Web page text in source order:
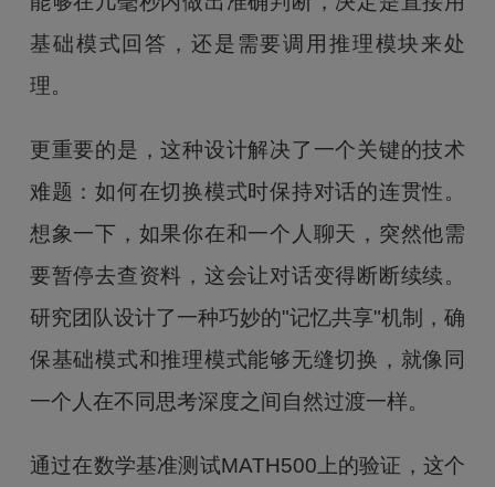
基础模式回答，还是需要调用推理模块来处
理。
更重要的是，这种设计解决了一个关键的技术
难题：如何在切换模式时保持对话的连贯性。
想象一下，如果你在和一个人聊天，突然他需
要暂停去查资料，这会让对话变得断断续续。
研究团队设计了一种巧妙的"记忆共享"机制，确
保基础模式和推理模式能够无缝切换，就像同
一个人在不同思考深度之间自然过渡一样。
通过在数学基准测试MATH500上的验证，这个